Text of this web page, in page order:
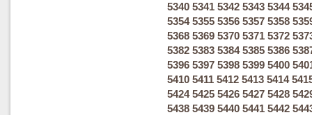
5340 5341 5342 5343 5344
5354 5355 5356 5357 5358
5368 5369 5370 5371 5372
5382 5383 5384 5385 5386
5396 5397 5398 5399 5400
5410 5411 5412 5413 5414
5424 5425 5426 5427 5428
5438 5439 5440 5441 5442